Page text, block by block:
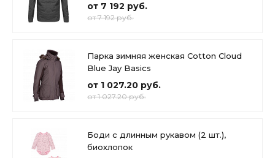
от 7 192 руб.
от 7 192 руб.
Парка зимняя женская Cotton Cloud
Blue Jay Basics
от 1 027.20 руб.
от 1 027.20 руб.
Боди с длинным рукавом (2 шт.),
биохлопок